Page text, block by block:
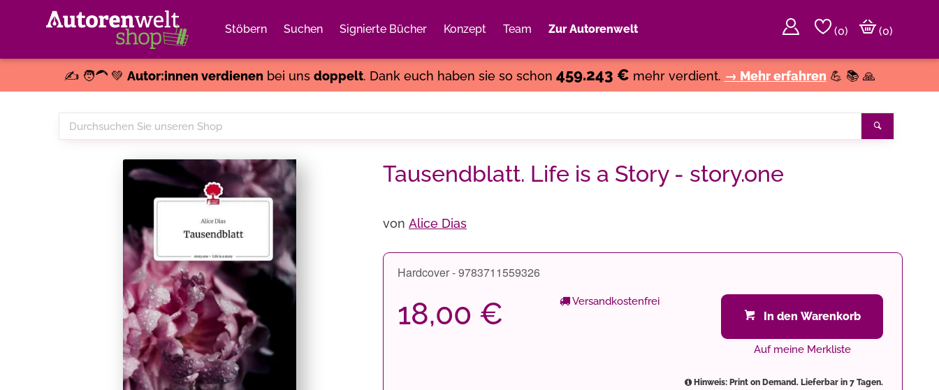
Stöbern Suchen Signierte Bücher Konzept Team Zur Autorenwelt (0)
(0)
✍️ 🧑‍🦱 💚 Autor:innen verdienenbei uns doppelt. Dank euch haben sie so schon 459.243 € mehr verdient. → Mehr erfahren 💪 📚 🙏
Durchsuchen
Sie
Tausendblatt. Life is a Story - story.one
von Alice Dias
Hardcover - 9783711559326
18,00 € Versandkostenfrei
In den Warenkorb
Auf meine Merkliste
Hinweis: Print on Demand. Lieferbar in 7 Tagen.